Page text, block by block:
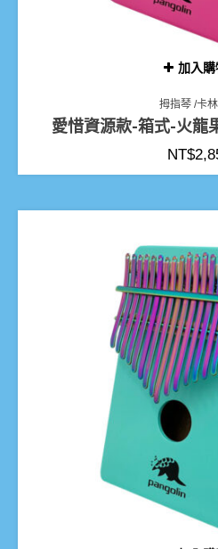
加入購
拇指琴 /卡
愛惜資源款-箱式-火龍
NT$